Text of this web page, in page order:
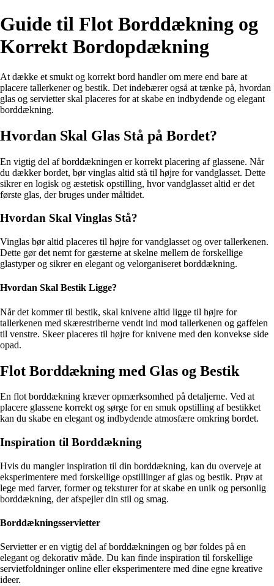
Guide til Flot Borddækning og
Korrekt Bordopdækning
At dække et smukt og korrekt bord handler om mere end bare at
placere tallerkener og bestik. Det indebærer også at tænke på, hvordan
glas og servietter skal placeres for at skabe en indbydende og elegant
borddækning.
Hvordan Skal Glas Stå på Bordet?
En vigtig del af borddækningen er korrekt placering af glassene. Når
du dækker bordet, bør vinglas altid stå til højre for vandglasset. Dette
sikrer en logisk og æstetisk opstilling, hvor vandglasset altid er det
første glas, der bruges under måltidet.
Hvordan Skal Vinglas Stå?
Vinglas bør altid placeres til højre for vandglasset og over tallerkenen.
Dette gør det nemt for gæsterne at skelne mellem de forskellige
glastyper og sikrer en elegant og velorganiseret borddækning.
Hvordan Skal Bestik Ligge?
Når det kommer til bestik, skal knivene altid ligge til højre for
tallerkenen med skærestriberne vendt ind mod tallerkenen og gaffelen
til venstre. Skeer placeres til højre for knivene med den konvekse side
opad.
Flot Borddækning med Glas og Bestik
En flot borddækning kræver opmærksomhed på detaljerne. Ved at
placere glassene korrekt og sørge for en smuk opstilling af bestikket
kan du skabe en elegant og indbydende atmosfære omkring bordet.
Inspiration til Borddækning
Hvis du mangler inspiration til din borddækning, kan du overveje at
eksperimentere med forskellige opstillinger af glas og bestik. Prøv at
lege med farver, former og teksturer for at skabe en unik og personlig
borddækning, der afspejler din stil og smag.
Borddækningsservietter
Servietter er en vigtig del af borddækningen og bør foldes på en
elegant og dekorativ måde. Du kan finde inspiration til forskellige
servietfoldninger online eller eksperimentere med dine egne kreative
ideer.